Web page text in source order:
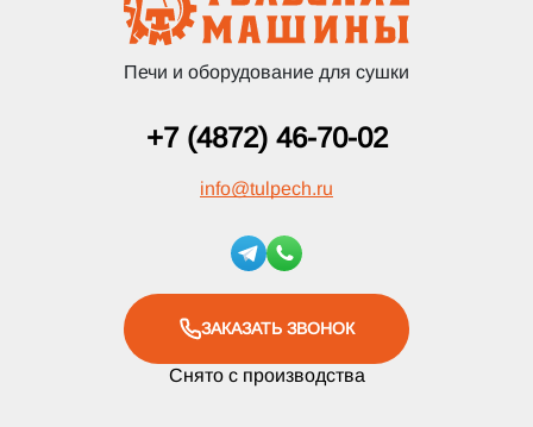
Печи и оборудование для сушки
+7 (4872) 46-70-02
info@tulpech.ru
ЗАКАЗАТЬ ЗВОНОК
Снято с производства